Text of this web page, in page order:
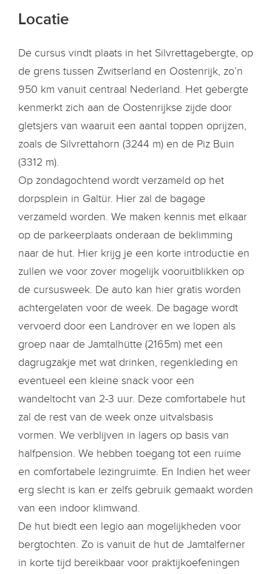
Locatie
De cursus vindt plaats in het Silvrettagebergte, op
de grens tussen Zwitserland en Oostenrijk, zo’n
950 km vanuit centraal Nederland. Het gebergte
kenmerkt zich aan de Oostenrijkse zijde door
gletsjers van waaruit een aantal toppen oprijzen,
zoals de Silvrettahorn (3244 m) en de Piz Buin
(3312 m).
Op zondagochtend wordt verzameld op het
dorpsplein in Galtür. Hier zal de bagage
verzameld worden. We maken kennis met elkaar
op de parkeerplaats onderaan de beklimming
naar de hut. Hier krijg je een korte introductie en
zullen we voor zover mogelijk vooruitblikken op
de cursusweek. De auto kan hier gratis worden
achtergelaten voor de week. De bagage wordt
vervoerd door een Landrover en we lopen als
groep naar de Jamtalhütte (2165m) met een
dagrugzakje met wat drinken, regenkleding en
eventueel een kleine snack voor een
wandeltocht van 2-3 uur. Deze comfortabele hut
zal de rest van de week onze uitvalsbasis
vormen. We verblijven in lagers op basis van
halfpension. We hebben toegang tot een ruime
en comfortabele lezingruimte. En Indien het weer
erg slecht is kan er zelfs gebruik gemaakt worden
van een indoor klimwand.
De hut biedt een legio aan mogelijkheden voor
bergtochten. Zo is vanuit de hut de Jamtalferner
in korte tijd bereikbaar voor praktijkoefeningen